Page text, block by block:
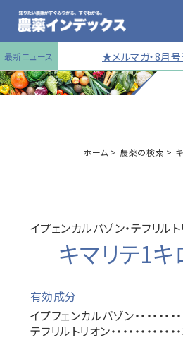
最新ニュース ★メルマガ・8月
ホーム 農薬の検索
イプェンカルバゾン・テフリル
キマリテ1
有効成分
イプフェンカルバゾン・・・・・・・
テフリルトリオン・・・・・・・・・・